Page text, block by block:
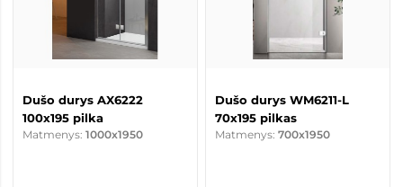
Dušo durys AX6222
100x195 pilka
Matmenys: 1000x1950
Dušo durys WM6211-L
70x195 pilkas
Matmenys: 700x1950